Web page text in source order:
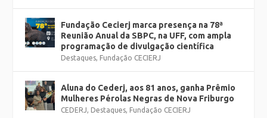
Fundação Cecierj marca presença na 78ª
Reunião Anual da SBPC, na UFF, com ampla
programação de divulgação científica
Destaques, Fundação CECIERJ
Aluna do Cederj, aos 81 anos, ganha Prêmio
Mulheres Pérolas Negras de Nova Friburgo
CEDERJ, Destaques, Fundação CECIERJ